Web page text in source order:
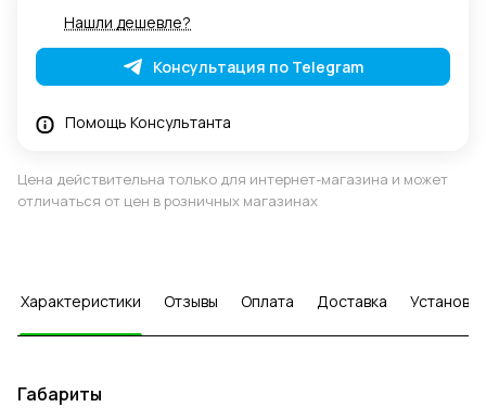
Нашли дешевле?
Консультация по Telegram
Помощь Консультанта
Цена действительна только для интернет-магазина и может
отличаться от цен в розничных магазинах
Характеристики Отзывы Оплата Доставка Установка
Габариты